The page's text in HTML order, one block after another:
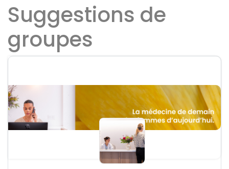
Suggestions de
groupes